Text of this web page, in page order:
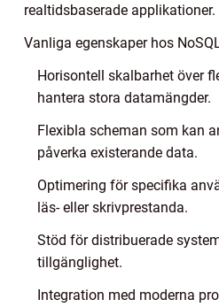
realtidsbaserade applikationer.
Vanliga egenskaper hos
Horisontell skalbarhet över
hantera stora datamängder.
Flexibla scheman som kan
påverka existerande data.
Optimering för specifika
läs- eller skrivprestanda.
Stöd för distribuerade
tillgänglighet.
Integration med moderna